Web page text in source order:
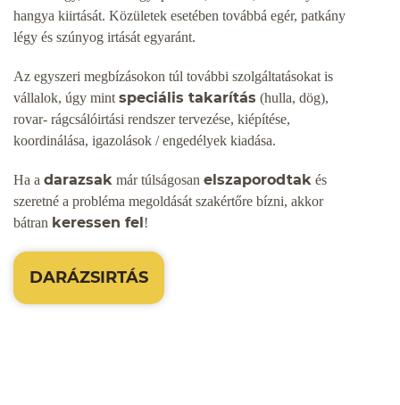
hangya kiirtását. Közületek esetében továbbá egér, patkány
légy és szúnyog irtását egyaránt.
Az egyszeri megbízásokon túl további szolgáltatásokat is
vállalok, úgy mint speciális takarítás (hulla, dög),
rovar- rágcsálóirtási rendszer tervezése, kiépítése,
koordinálása, igazolások / engedélyek kiadása.
Ha a darazsak már túlságosan elszaporodtak és
szeretné a probléma megoldását szakértőre bízni, akkor
bátran keressen fel!
DARÁZSIRTÁS